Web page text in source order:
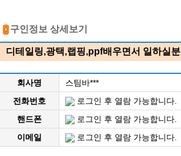
구인정보 상세보기
디테일링,광택,랩핑,ppf배우면서 일하실분
회사명
스팀바***
전화번호
로그인 후 열람 가능합니다.
핸드폰
로그인 후 열람 가능합니다.
이메일
로그인 후 열람 가능합니다.